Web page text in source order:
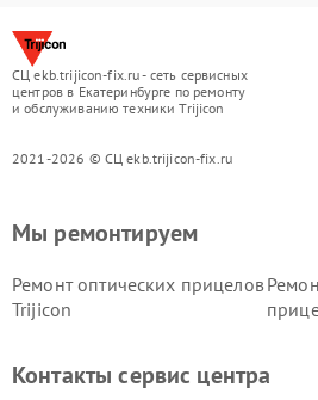
СЦ ekb.trijicon-fix.ru - сеть сервисных
центров в Екатеринбурге по ремонту
и обслуживанию техники Trijicon
2021-2026 © СЦ ekb.trijicon-fix.ru
Мы ремонтируем
Ремонт оптических прицелов
Trijicon
Контакты сервис центра